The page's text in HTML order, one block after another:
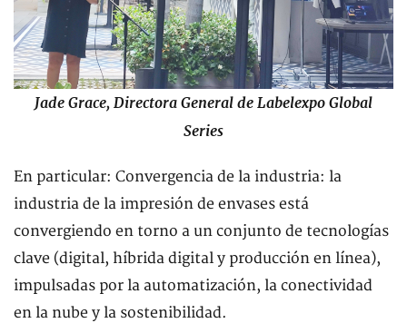
Jade Grace, Directora General de Labelexpo Global
Series
En particular: Convergencia de la industria: la
industria de la impresión de envases está
convergiendo en torno a un conjunto de tecnologías
clave (digital, híbrida digital y producción en línea),
impulsadas por la automatización, la conectividad
en la nube y la sostenibilidad.